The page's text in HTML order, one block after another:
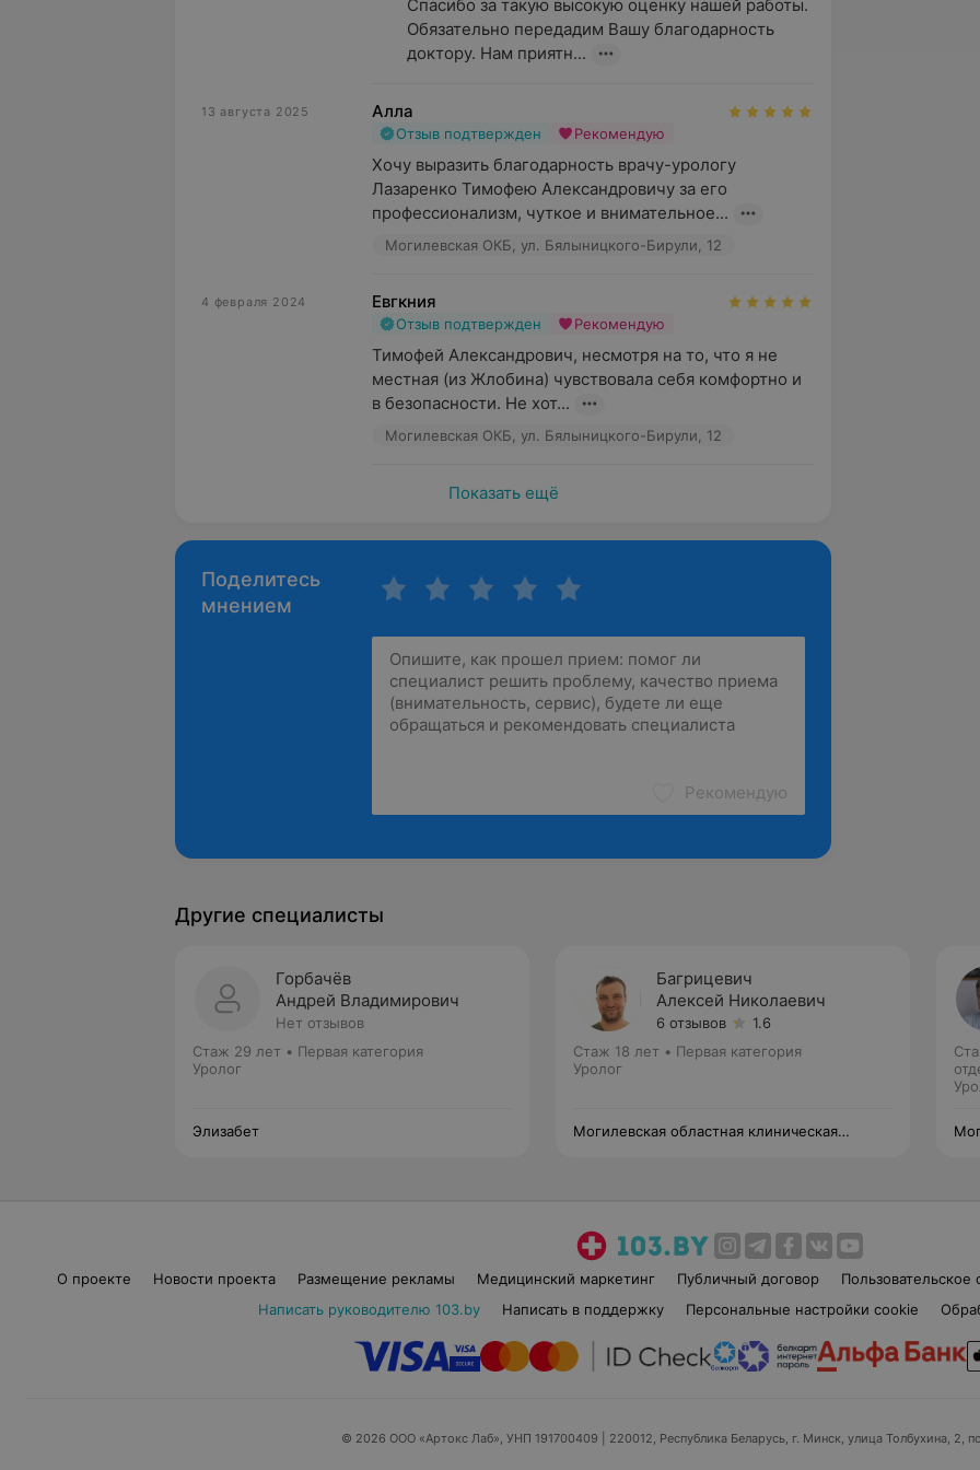
Спасибо за такую высокую оценку нашей работы.
Обязательно передадим Вашу благодарность
доктору. Нам приятн...
13 августа 2025 Алла
Отзыв подтвержден Рекомендую
Хочу выразить благодарность врачу-урологу
Лазаренко Тимофею Александровичу за его
профессионализм, чуткое и внимательное...
Могилевская ОКБ, ул. Бялыницкого-Бирули, 12
4 февраля 2024 Евгкния
Отзыв подтвержден Рекомендую
Тимофей Александрович, несмотря на то, что я не
местная (из Жлобина) чувствовала себя комфортно и
в безопасности. Не хот...
Могилевская ОКБ, ул. Бялыницкого-Бирули, 12
Показать ещё
Поделитесь
мнением
Рекомендую
Другие специалисты
Горбачёв
Андрей Владимирович
Нет отзывов
Стаж 29 лет • Первая категория
Уролог
Элизабет
Багрицевич
Алексей Николаевич
6 отзывов
1.6
Стаж 18 лет • Первая категория
Уролог
Могилевская областная клиническая
О проекте Новости проекта Размещение рекламы Медицинский маркетинг Публичный договор Пользовательское
Написать руководителю 103.by
Написать в поддержку Персональные настройки cookie
© 2026 ООО «Артокс Лаб», УНП 191700409 | 220012, Республика Беларусь, г. Минск, улица Толбухина, 2,